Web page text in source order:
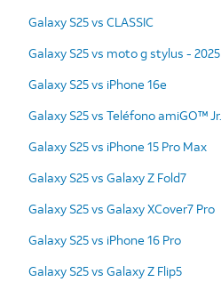
Galaxy S25 vs CLASSIC
Galaxy S25 vs moto g stylus - 2025
Galaxy S25 vs iPhone 16e
Galaxy S25 vs Teléfono amiGO™ Jr.
Galaxy S25 vs iPhone 15 Pro Max
Galaxy S25 vs Galaxy Z Fold7
Galaxy S25 vs Galaxy XCover7 Pro
Galaxy S25 vs iPhone 16 Pro
Galaxy S25 vs Galaxy Z Flip5